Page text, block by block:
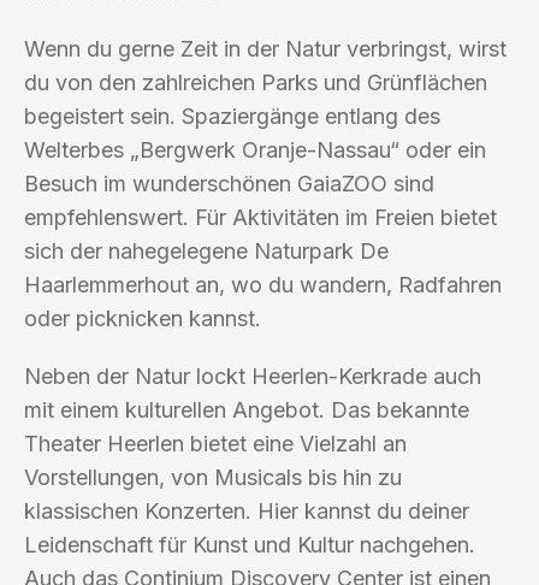
Wenn du gerne Zeit in der Natur verbringst, wirst
du von den zahlreichen Parks und Grünflächen
begeistert sein. Spaziergänge entlang des
Welterbes „Bergwerk Oranje-Nassau“ oder ein
Besuch im wunderschönen GaiaZOO sind
empfehlenswert. Für Aktivitäten im Freien bietet
sich der nahegelegene Naturpark De
Haarlemmerhout an, wo du wandern, Radfahren
oder picknicken kannst.
Neben der Natur lockt Heerlen-Kerkrade auch
mit einem kulturellen Angebot. Das bekannte
Theater Heerlen bietet eine Vielzahl an
Vorstellungen, von Musicals bis hin zu
klassischen Konzerten. Hier kannst du deiner
Leidenschaft für Kunst und Kultur nachgehen.
Auch das Continium Discovery Center ist einen